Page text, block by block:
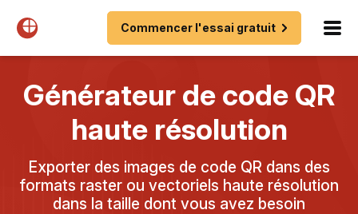
Commencer l'essai gratuit
Générateur de code QR
haute résolution
Exporter des images de code QR dans des
formats raster ou vectoriels haute résolution
dans la taille dont vous avez besoin